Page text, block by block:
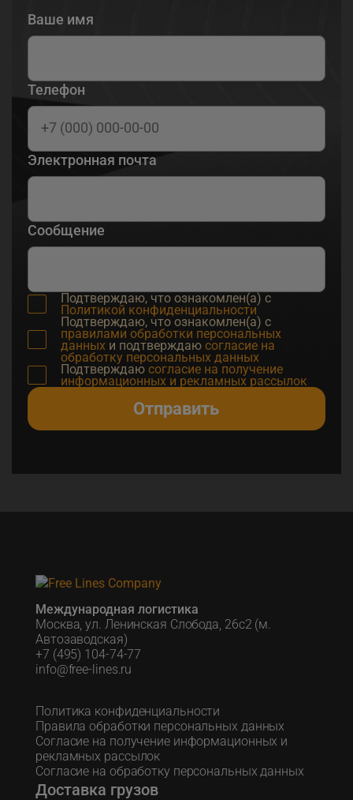
Ваше имя
Телефон
Электронная почта
Сообщение
Подтверждаю, что ознакомлен(а) с
Политикой конфиденциальности
Подтверждаю, что ознакомлен(а) с
правилами обработки персональных
данных и подтверждаю согласие на
обработку персональных данных
Подтверждаю согласие на получение
информационных и рекламных рассылок
Отправить
Международная логистика
Москва, ул. Ленинская Слобода, 26с2 (м.
Автозаводская)
+7 (495) 104-74-77
info@free-lines.ru
Политика конфиденциальности
Правила обработки персональных данных
Согласие на получение информационных и
рекламных рассылок
Согласие на обработку персональных данных
Доставка грузов